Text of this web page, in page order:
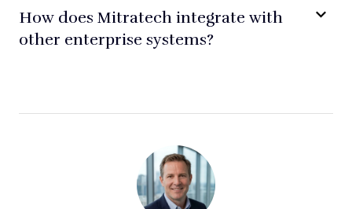
How does Mitratech integrate with
other enterprise systems?